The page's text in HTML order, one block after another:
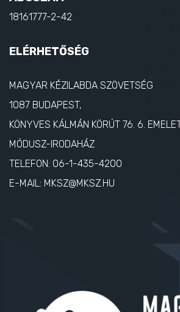
18161777-2-42
ELÉRHETŐSÉG
MAGYAR KÉZILABDA SZÖVETSÉG
1087 BUDAPEST,
KÖNYVES KÁLMÁN KÖRÚT 76. 6. EMELET
MÓDUSZ-IRODAHÁZ
TELEFON: 06-1-435-4200
E-MAIL: MKSZ@MKSZ.HU